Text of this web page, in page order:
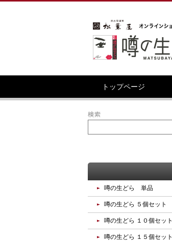
トップページ
噂の生どら 単品
噂の生どら ５個セット
噂の生どら １０個セット
噂の生どら １５個セット